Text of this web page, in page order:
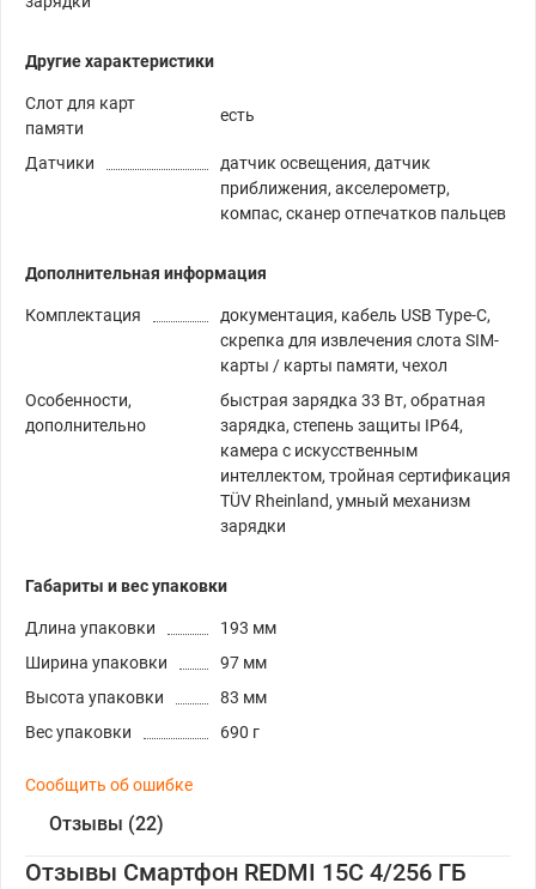
Другие характеристики
Слот для карт
памяти
есть
Датчики
датчик освещения, датчик
приближения, акселерометр,
компас, сканер отпечатков пальцев
Дополнительная информация
Комплектация
документация, кабель USB Type-C,
скрепка для извлечения слота SIM-
карты / карты памяти, чехол
Особенности,
дополнительно
быстрая зарядка 33 Вт, обратная
зарядка, степень защиты IP64,
камера с искусственным
интеллектом, тройная сертификация
TÜV Rheinland, умный механизм
зарядки
Габариты и вес упаковки
Длина упаковки
193 мм
Ширина упаковки
97 мм
Высота упаковки
83 мм
Вес упаковки
690 г
Сообщить об ошибке
Отзывы (22)
Отзывы Смартфон REDMI 15C 4/256 ГБ